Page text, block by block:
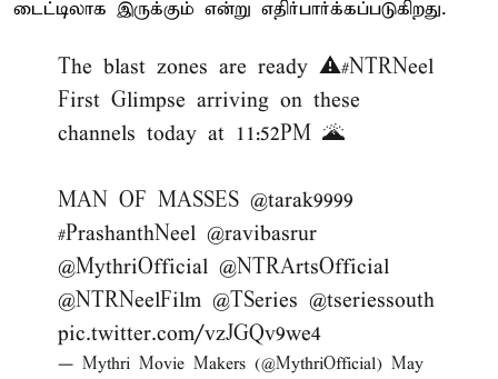
டைட்டிலாக இருக்கும் என்று எதிர்பார்க்கப்படுகிறது.
The blast zones are ready ⚠️#NTRNeel
First Glimpse arriving on these
channels today at 11:52PM 🌋
MAN OF MASSES @tarak9999
#PrashanthNeel @ravibasrur
@MythriOfficial @NTRArtsOfficial
@NTRNeelFilm @TSeries @tseriessouth
pic.twitter.com/vzJGQv9we4
— Mythri Movie Makers (@MythriOfficial) May